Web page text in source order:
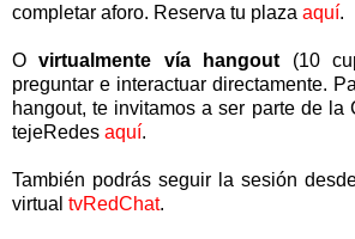
completar aforo. Reserva tu plaza aquí.
Ovirtualmente vía hangout (10
preguntar e interactuar directamente.
hangout, te invitamos a ser parte de la
tejeRedes aquí.
También podrás seguir la sesión
virtual tvRedChat.